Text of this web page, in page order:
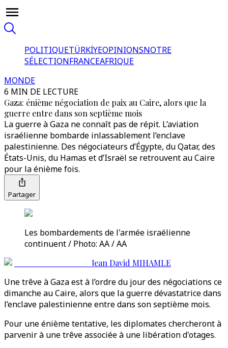
POLITIQUETÜRKİYEOPINIONSNOTRE
SÉLECTIONFRANCEAFRIQUE
MONDE
6 MIN DE LECTURE
Gaza: énième négociation de paix au Caire, alors que la
guerre entre dans son septième mois
La guerre à Gaza ne connaît pas de répit. L’aviation
israélienne bombarde inlassablement l’enclave
palestinienne. Des négociateurs d’Égypte, du Qatar, des
États-Unis, du Hamas et d’Israël se retrouvent au Caire
pour la énième fois.
Partager
Les bombardements de l'armée israélienne
continuent / Photo: AA / AA
Jean David MIHAMLE
Une trêve à Gaza est à l’ordre du jour des négociations ce
dimanche au Caire, alors que la guerre dévastatrice dans
l’enclave palestinienne entre dans son septième mois.
Pour une énième tentative, les diplomates chercheront à
parvenir à une trêve associée à une libération d'otages.